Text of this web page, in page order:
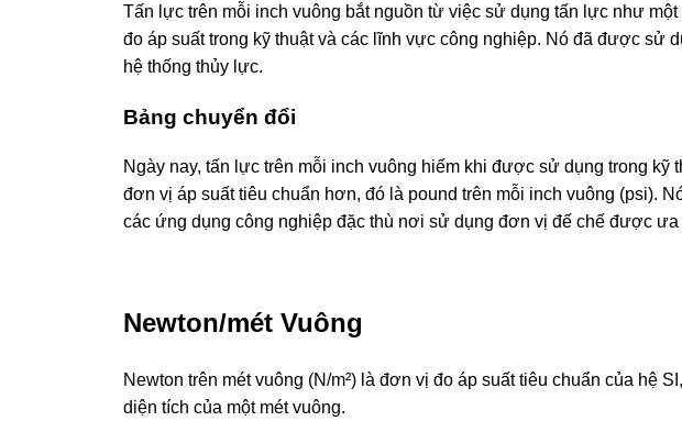
Tấn lực trên mỗi inch vuông bắt nguồn từ việc sử dụng tấn lực như
đo áp suất trong kỹ thuật và các lĩnh vực công nghiệp. Nó đã được sử
hệ thống thủy lực.
Bảng chuyển đổi
Ngày nay, tấn lực trên mỗi inch vuông hiếm khi được sử dụng trong
đơn vị áp suất tiêu chuẩn hơn, đó là pound trên mỗi inch vuông (psi).
các ứng dụng công nghiệp đặc thù nơi sử dụng đơn vị đế chế được ưa
Newton/mét Vuông
Newton trên mét vuông (N/m²) là đơn vị đo áp suất tiêu chuẩn của hệ
diện tích của một mét vuông.